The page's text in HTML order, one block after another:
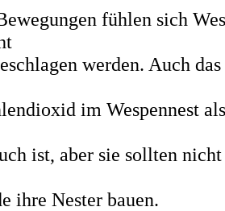
fühlen sich
werden. Auch
im Wespennest
ist, aber sie sollten
ihre Nester bauen.